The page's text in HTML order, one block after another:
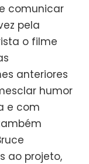
comunicar
pela
o filme
anteriores
humor
e com
ao projeto,